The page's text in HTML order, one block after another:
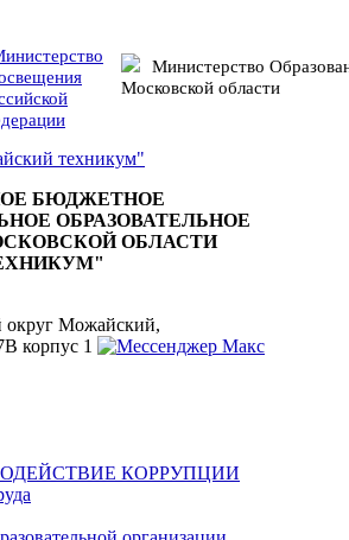
Министерство
Московской области
БЮДЖЕТНОЕ
ОБРАЗОВАТЕЛЬНОЕ
ОБЛАСТИ
Можайский,
корпус 1
КОРРУПЦИИ